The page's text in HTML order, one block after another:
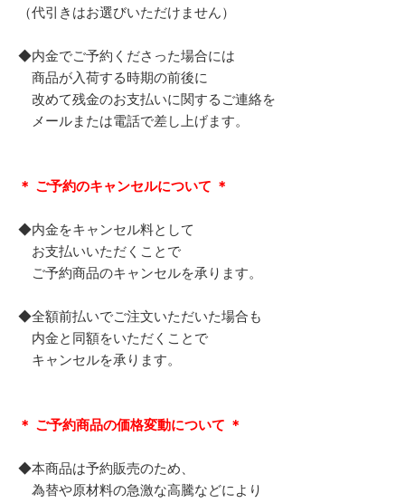
（代引きはお選びいただけません）
◆内金でご予約くださった場合には
商品が入荷する時期の前後に
改めて残金のお支払いに関するご連絡を
メールまたは電話で差し上げます。
＊ ご予約のキャンセルについて ＊
◆内金をキャンセル料として
お支払いいただくことで
ご予約商品のキャンセルを承ります。
◆全額前払いでご注文いただいた場合も
内金と同額をいただくことで
キャンセルを承ります。
＊ ご予約商品の価格変動について ＊
◆本商品は予約販売のため、
為替や原材料の急激な高騰などにより